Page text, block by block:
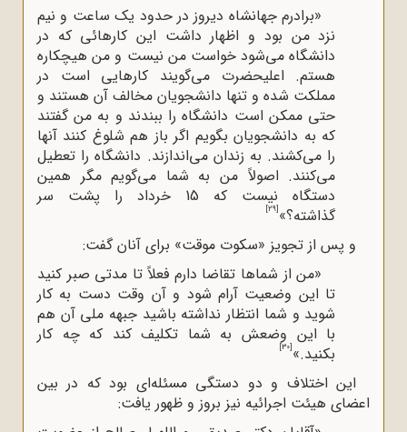
«برادرم جهانشاه دیروز در حدود یک ساعت و نیم
نزد من بود و اظهار داشت این کارهائی که در
دانشگاه می‌شود خواست من نیست و من هیچکاره
هستم. اعلیحضرت می‌گویند کارهایی است در
مملکت شده و تنها دانشجویان مخالف آن هستند و
حتی ممکن است دانشگاه را ببندند و به من گفتند
که به دانشجویان بگویم اگر باز هم شلوغ کنند آنها
را می‌کشند. به زندان می‌اندازند. دانشگاه را تعطیل
می‌کنند. اصولاً من به شما می‌گویم مگر همین
دستگاه نیست که 15 خرداد را پشت سر
گذاشته؟» [29]
و پس از تجویز «سکوت موقت» برای آنان گفت:
«من از شماها تقاضا دارم فعلاً تا مدتی صبر کنید
تا این وضعیت آرام شود و آن وقت دست به کار
شوید و شما انتظار نداشته باشید جبهه ملی آن هم
با این وضعش به شما تکلیف کند که چه کار
بکنید.» [30]
این اختلاف و دو دستگی مسئله‌ای بود که در بین
اعضای هیئت اجرائیه نیز بروز و ظهور یافت: